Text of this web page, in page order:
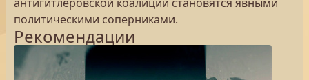
политическими соперниками.
Рекомендации